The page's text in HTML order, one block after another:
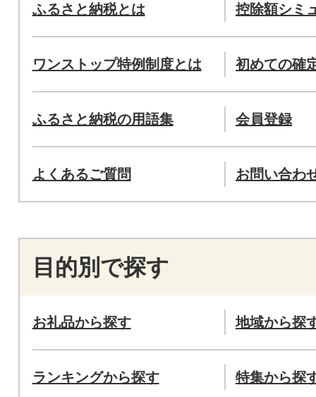
ふるさと納税とは 控除額シミ
ワンストップ特例制度とは 初めての確
ふるさと納税の用語集 会員登録
よくあるご質問 お問い合わ
目的別で探す
お礼品から探す 地域から探
ランキングから探す 特集から探